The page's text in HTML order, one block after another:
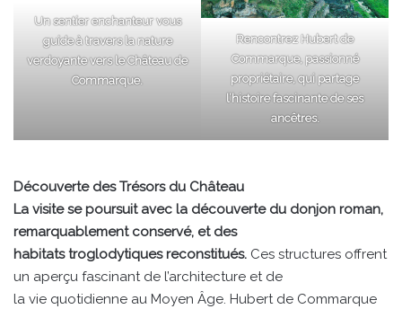
Un sentier enchanteur vous
guide à travers la nature
verdoyante vers le Château de
Commarque.
Rencontrez Hubert de
Commarque, passionné
propriétaire, qui partage
l’histoire fascinante de ses
ancêtres.
Découverte des Trésors du Château
La visite se poursuit avec la découverte du donjon roman,
remarquablement conservé, et des
habitats troglodytiques reconstitués. Ces structures offrent
un aperçu fascinant de l’architecture et de
la vie quotidienne au Moyen Âge. Hubert de Commarque